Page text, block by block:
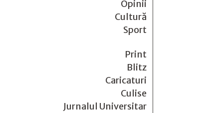
Opinii
Cultură
Sport
Print
Blitz
Caricaturi
Culise
Jurnalul Universitar